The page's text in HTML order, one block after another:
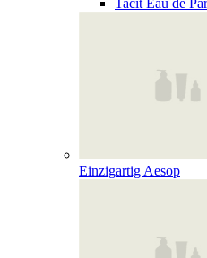
Einzigartig Aesop